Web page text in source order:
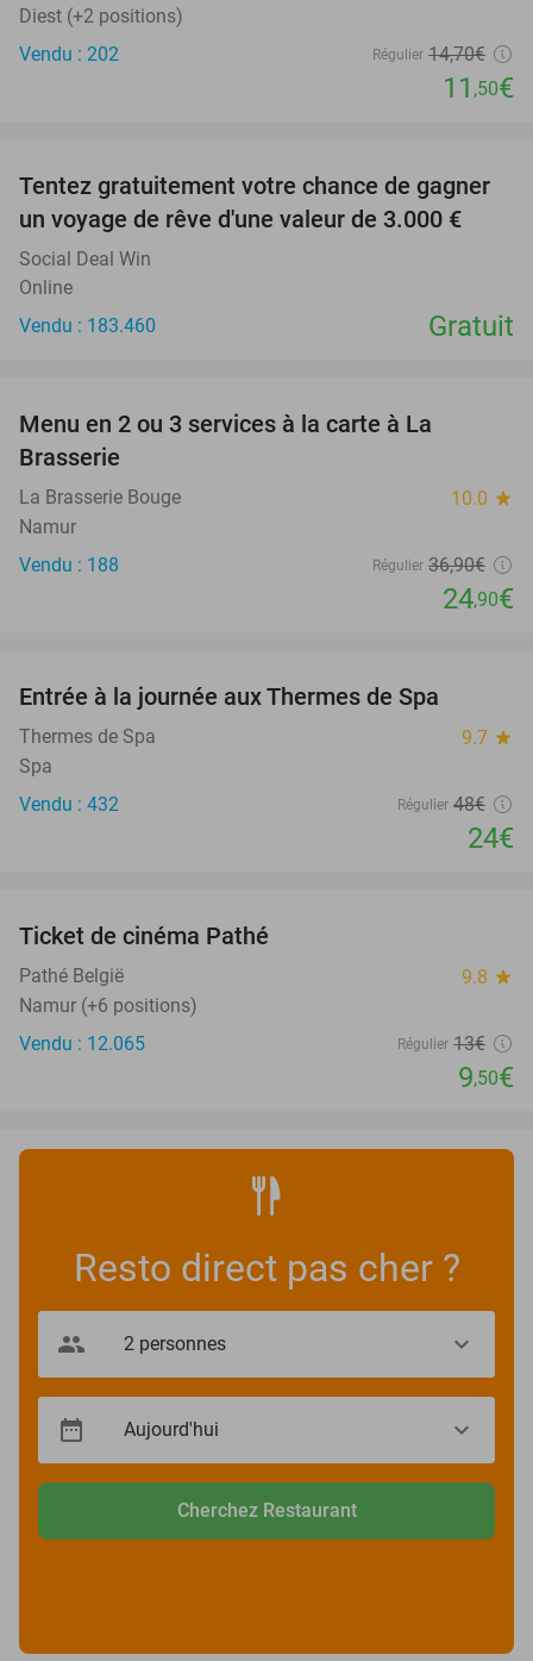
Diest (+2 positions)
Vendu : 202
Régulier 14,70€
11 ,50€
Tentez gratuitement votre chance de gagner
un voyage de rêve d'une valeur de 3.000 €
Social Deal Win
Online
Vendu : 183.460
Gratuit
Menu en 2 ou 3 services à la carte à La
Brasserie
La Brasserie Bouge 10.0 star
Namur
Vendu : 188
Régulier 36,90€
24,90€
Entrée à la journée aux Thermes de Spa
Thermes de Spa 9.7 star
Spa
Vendu : 432
Régulier 48€
24€
Ticket de cinéma Pathé
Pathé België 9.8 star
Namur (+6 positions)
Vendu : 12.065
Régulier 13€
9,50€
Resto direct pas cher ?
Cherchez Restaurant